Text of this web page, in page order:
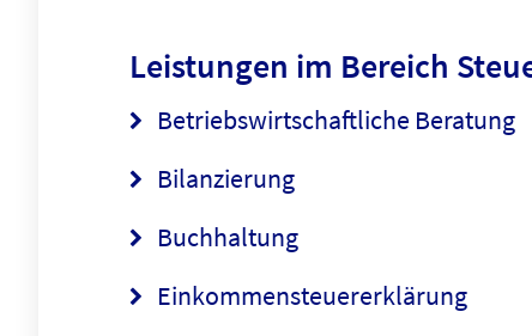
Leistungen im Bereich
Betriebswirtschaftliche Beratung
Bilanzierung
Buchhaltung
Einkommensteuererklärung